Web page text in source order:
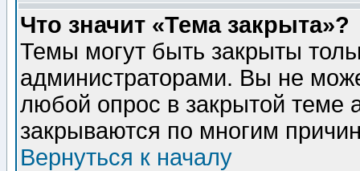
Что значит «Тема закрыта»?
Темы могут быть закрыты
администраторами. Вы не
любой опрос в закрытой теме
закрываются по многим
Вернуться к началу